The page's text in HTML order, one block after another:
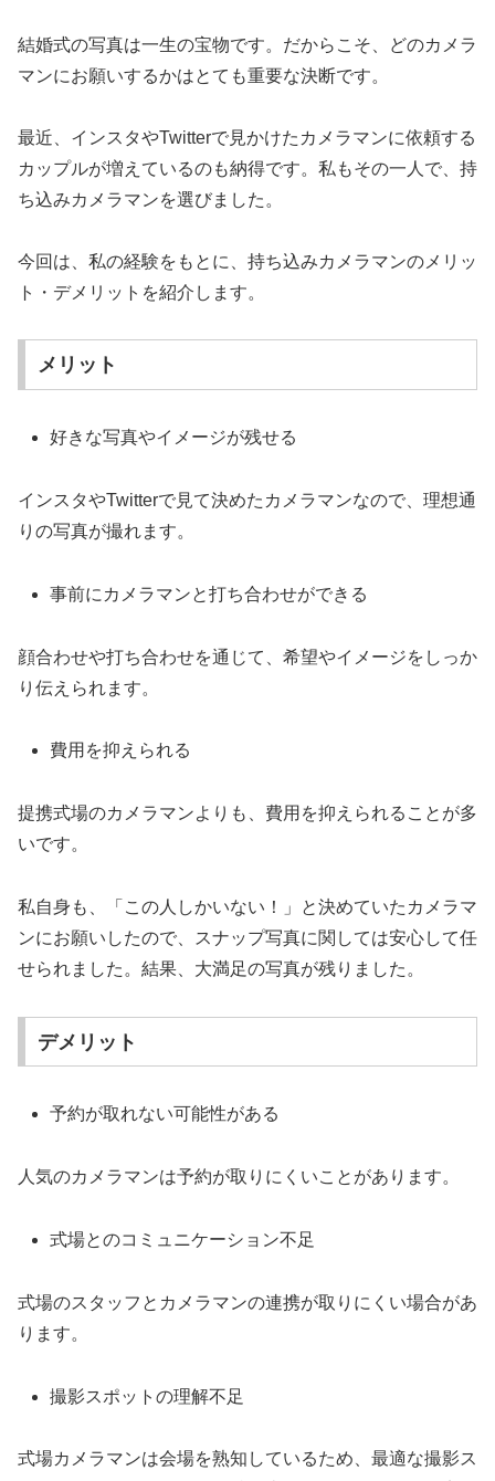
結婚式の写真は一生の宝物です。だからこそ、どのカメラ
マンにお願いするかはとても重要な決断です。
最近、インスタやTwitterで見かけたカメラマンに依頼する
カップルが増えているのも納得です。私もその一人で、持
ち込みカメラマンを選びました。
今回は、私の経験をもとに、持ち込みカメラマンのメリッ
ト・デメリットを紹介します。
メリット
好きな写真やイメージが残せる
インスタやTwitterで見て決めたカメラマンなので、理想通
りの写真が撮れます。
事前にカメラマンと打ち合わせができる
顔合わせや打ち合わせを通じて、希望やイメージをしっか
り伝えられます。
費用を抑えられる
提携式場のカメラマンよりも、費用を抑えられることが多
いです。
私自身も、「この人しかいない！」と決めていたカメラマ
ンにお願いしたので、スナップ写真に関しては安心して任
せられました。結果、大満足の写真が残りました。
デメリット
予約が取れない可能性がある
人気のカメラマンは予約が取りにくいことがあります。
式場とのコミュニケーション不足
式場のスタッフとカメラマンの連携が取りにくい場合があ
ります。
撮影スポットの理解不足
式場カメラマンは会場を熟知しているため、最適な撮影ス